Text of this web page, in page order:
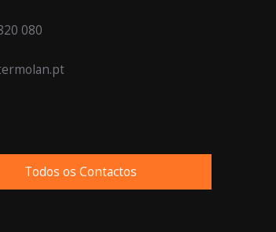
080
Todos os Contactos